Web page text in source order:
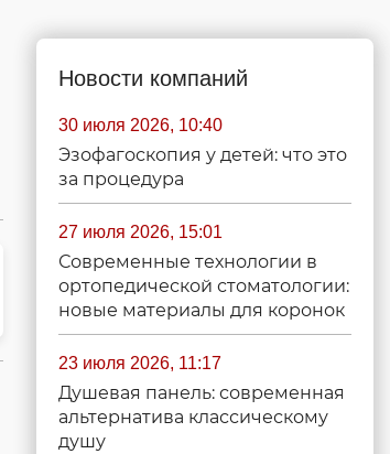
Новости компаний
30 июля 2026, 10:40
Эзофагоскопия у детей: что это
за процедура
27 июля 2026, 15:01
Современные технологии в
ортопедической стоматологии:
новые материалы для коронок
23 июля 2026, 11:17
Душевая панель: современная
альтернатива классическому
душу